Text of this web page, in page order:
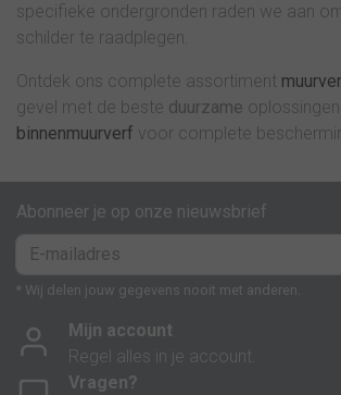
specifieke ondergronden raden we aan
schilder te raadplegen.
Ontdek ons complete assortiment
gevel met de beste duurzame
binnenmuurverf voor complete
Abonneer je op onze nieuwsbrief
* Wij delen jouw gegevens nooit met anderen.
Mijn account
Regel alles in je account.
Vragen?